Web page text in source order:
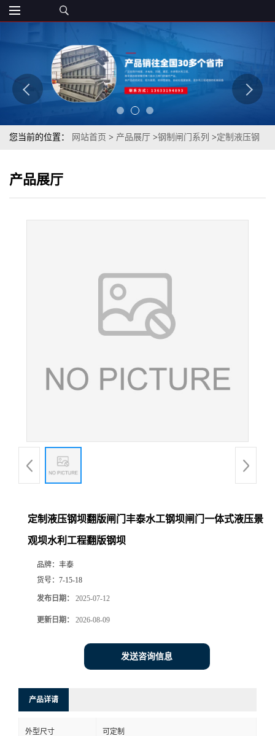
您当前的位置： 网站首页 > 产品展厅 >钢制闸门系列 >定制液压钢
产品展厅
定制液压钢坝翻版闸门丰泰水工钢坝闸门一体式液压景
观坝水利工程翻版钢坝
品牌： 丰泰
货号： 7-15-18
发布日期： 2025-07-12
更新日期： 2026-08-09
发送咨询信息
产品详请
外型尺寸 可定制